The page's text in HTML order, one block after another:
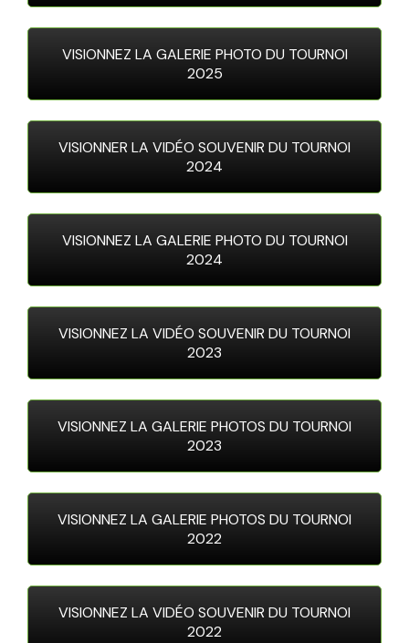
VISIONNEZ LA GALERIE PHOTO DU TOURNOI
2025
VISIONNER LA VIDÉO SOUVENIR DU TOURNOI
2024
VISIONNEZ LA GALERIE PHOTO DU TOURNOI
2024
VISIONNEZ LA VIDÉO SOUVENIR DU TOURNOI
2023
VISIONNEZ LA GALERIE PHOTOS DU TOURNOI
2023
VISIONNEZ LA GALERIE PHOTOS DU TOURNOI
2022
VISIONNEZ LA VIDÉO SOUVENIR DU TOURNOI
2022